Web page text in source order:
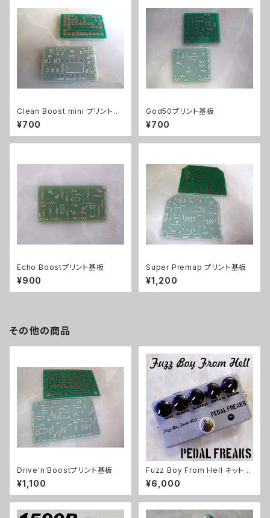
Clean Boost mini プリント基
板
¥700
God50プリント基板
¥700
Echo Boostプリント基板
¥900
Super Premap プリント基板
¥1,200
その他の商品
Drive'n'Boostプリント基板
¥1,100
Fuzz Boy From Hell キット
【PEDAL FREAKS】
¥6,000